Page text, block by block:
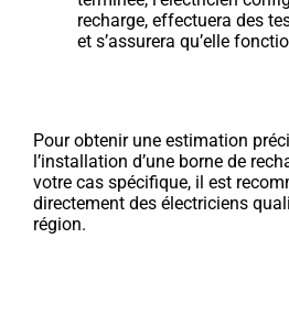
recharge, effectuera des
et s’assurera qu’elle
Pour obtenir une estimation
l’installation d’une borne de
votre cas spécifique, il est
directement des électriciens
région.